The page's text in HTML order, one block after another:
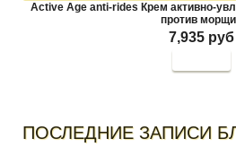
Active Age anti-rides Крем активно-
против
7,935 руб
ПОСЛЕДНИЕ ЗАПИСИ